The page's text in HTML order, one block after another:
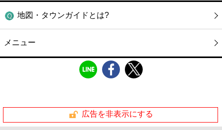
地図・タウンガイドとは?
メニュー
広告を非表示にする